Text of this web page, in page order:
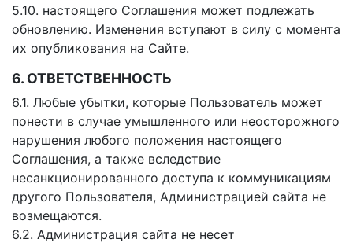
5.10. настоящего Соглашения может подлежать
обновлению. Изменения вступают в силу с момента
их опубликования на Сайте.
6. ОТВЕТСТВЕННОСТЬ
6.1. Любые убытки, которые Пользователь может
понести в случае умышленного или неосторожного
нарушения любого положения настоящего
Соглашения, а также вследствие
несанкционированного доступа к коммуникациям
другого Пользователя, Администрацией сайта не
возмещаются.
6.2. Администрация сайта не несет